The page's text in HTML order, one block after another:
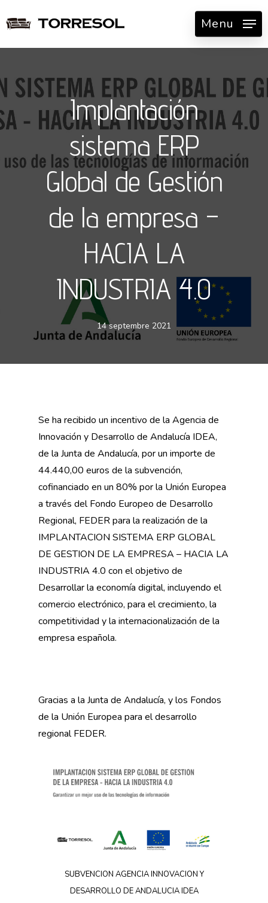
to
Menu
Implantación
sistema ERP
Global de Gestión
de la empresa –
HACIA LA
INDUSTRIA 4.0
14 septembre 2021
Se ha recibido un incentivo de la Agencia de
Innovación y Desarrollo de Andalucía IDEA,
de la Junta de Andalucía, por un importe de
44.440,00 euros de la subvención,
cofinanciado en un 80% por la Unión Europea
a través del Fondo Europeo de Desarrollo
Regional, FEDER para la realización de la
IMPLANTACION SISTEMA ERP GLOBAL
DE GESTION DE LA EMPRESA – HACIA LA
INDUSTRIA 4.0 con el objetivo de
Desarrollar la economía digital, incluyendo el
comercio electrónico, para el crecimiento, la
competitividad y la internacionalización de la
empresa española.
Gracias a la Junta de Andalucía, y los Fondos
de la Unión Europea para el desarrollo
regional FEDER.
SUBVENCION AGENCIA INNOVACION Y
DESARROLLO DE ANDALUCIA IDEA